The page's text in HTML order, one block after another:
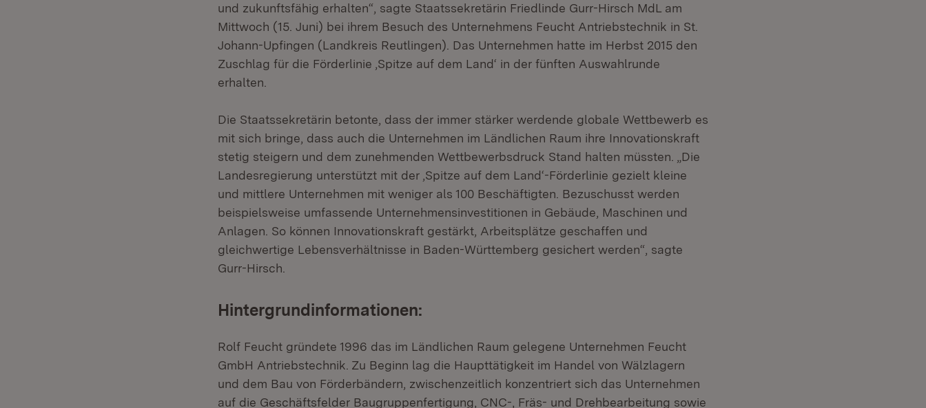
und zukunftsfähig erhalten“, sagte Staatssekretärin Friedlinde Gurr-Hirsch MdL am
Mittwoch (15. Juni) bei ihrem Besuch des Unternehmens Feucht Antriebstechnik in St.
Johann-Upfingen (Landkreis Reutlingen). Das Unternehmen hatte im Herbst 2015 den
Zuschlag für die Förderlinie ‚Spitze auf dem Land‘ in der fünften Auswahlrunde
erhalten.
Die Staatssekretärin betonte, dass der immer stärker werdende globale Wettbewerb es
mit sich bringe, dass auch die Unternehmen im Ländlichen Raum ihre Innovationskraft
stetig steigern und dem zunehmenden Wettbewerbsdruck Stand halten müssten. „Die
Landesregierung unterstützt mit der ‚Spitze auf dem Land‘-Förderlinie gezielt kleine
und mittlere Unternehmen mit weniger als 100 Beschäftigten. Bezuschusst werden
beispielsweise umfassende Unternehmensinvestitionen in Gebäude, Maschinen und
Anlagen. So können Innovationskraft gestärkt, Arbeitsplätze geschaffen und
gleichwertige Lebensverhältnisse in Baden-Württemberg gesichert werden“, sagte
Gurr-Hirsch.
Hintergrundinformationen:
Rolf Feucht gründete 1996 das im Ländlichen Raum gelegene Unternehmen Feucht
GmbH Antriebstechnik. Zu Beginn lag die Haupttätigkeit im Handel von Wälzlagern
und dem Bau von Förderbändern, zwischenzeitlich konzentriert sich das Unternehmen
auf die Geschäftsfelder Baugruppenfertigung, CNC-, Fräs- und Drehbearbeitung sowie